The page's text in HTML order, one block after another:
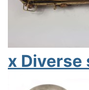
x Diverse